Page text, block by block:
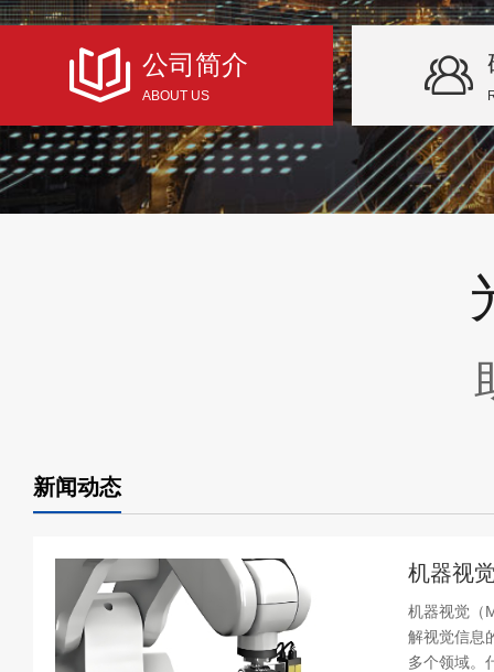
公司简介
ABOUT US
新闻动态
机器视
机器视觉（
解视觉信息
多个领域。